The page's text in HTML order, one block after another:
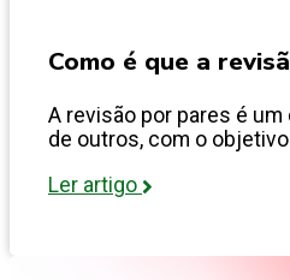
Como é que a
A revisão por pares é
de outros, com o
Ler artigo